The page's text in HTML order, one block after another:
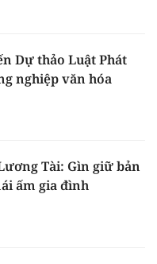
Dự thảo Luật Phát
nghiệp văn hóa
Tài: Gìn giữ bản
ấm gia đình